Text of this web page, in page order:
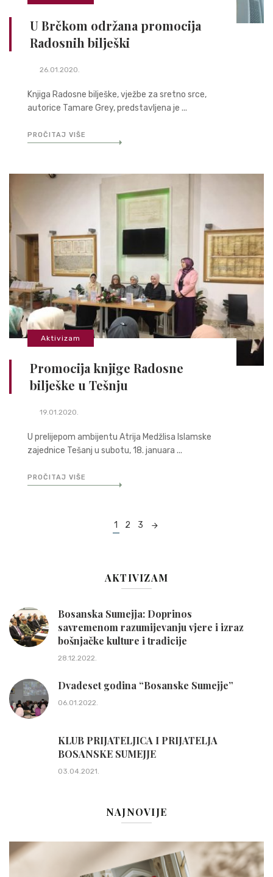
U Brčkom održana promocija
Radosnih bilješki
26.01.2020.
Knjiga Radosne bilješke, vježbe za sretno srce,
autorice Tamare Grey, predstavljena je ...
PROČITAJ VIŠE
Aktivizam
Promocija knjige Radosne
bilješke u Tešnju
19.01.2020.
U prelijepom ambijentu Atrija Medžlisa Islamske
zajednice Tešanj u subotu, 18. januara ...
PROČITAJ VIŠE
1 2 3
AKTIVIZAM
Bosanska Sumejja: Doprinos
savremenom razumijevanju vjere i izraz
bošnjačke kulture i tradicije
28.12.2022.
Dvadeset godina “Bosanske Sumejje”
06.01.2022.
KLUB PRIJATELJICA I PRIJATELJA
BOSANSKE SUMEJJE
03.04.2021.
NAJNOVIJE